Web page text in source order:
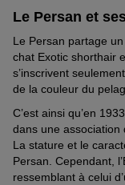
Le Persan et
Le Persan partage
chat Exotic shorthair
s’inscrivent
de la couleur du
C’est ainsi qu’en
dans une association
La stature et le
Persan. Cependant,
ressemblant à celui